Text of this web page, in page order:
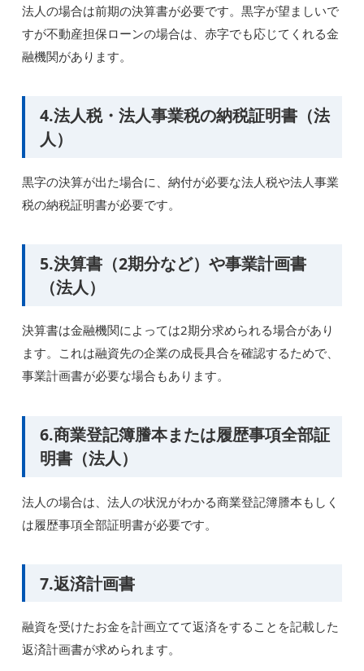
法人の場合は前期の決算書が必要です。黒字が望ましいで
すが不動産担保ローンの場合は、赤字でも応じてくれる金
融機関があります。
4.法人税・法人事業税の納税証明書（法
人）
黒字の決算が出た場合に、納付が必要な法人税や法人事業
税の納税証明書が必要です。
5.決算書（2期分など）や事業計画書
（法人）
決算書は金融機関によっては2期分求められる場合があり
ます。これは融資先の企業の成長具合を確認するためで、
事業計画書が必要な場合もあります。
6.商業登記簿謄本または履歴事項全部証
明書（法人）
法人の場合は、法人の状況がわかる商業登記簿謄本もしく
は履歴事項全部証明書が必要です。
7.返済計画書
融資を受けたお金を計画立てて返済をすることを記載した
返済計画書が求められます。